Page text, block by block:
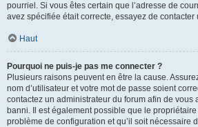
pourriel. Si vous êtes certain que l’adresse de
avez spécifiée était correcte, essayez de
Haut
Pourquoi ne puis-je pas me connecter ?
Plusieurs raisons peuvent en être la cause.
nom d’utilisateur et votre mot de passe soient
contactez un administrateur du forum afin de vous
banni. Il est également possible que le
problème de configuration et qu’il soit nécessaire